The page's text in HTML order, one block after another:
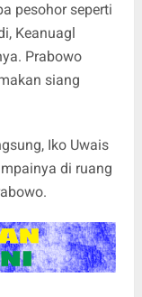
pesohor seperti
Keanuagl
Prabowo
siang
Iko Uwais
di ruang